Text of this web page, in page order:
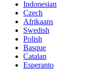
Indonesian
Czech
Afrikaans
Swedish
Polish
Basque
Catalan
Esperanto